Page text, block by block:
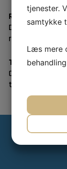
Rasmus
DFM-Moulding
Torben Buch
Chief
tjenester.
samtykke
Læs mere